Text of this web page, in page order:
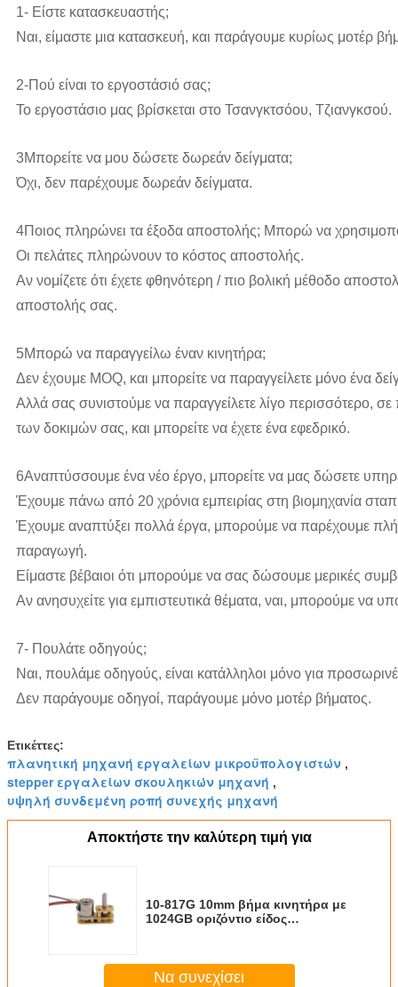
1- Είστε κατασκευαστής;
Ναι, είμαστε μια κατασκευή, και παράγουμε κυρίως μοτέρ
2-Πού είναι το εργοστάσιό σας;
Το εργοστάσιο μας βρίσκεται στο Τσανγκτσόου, Τζιανγκσού.
3Μπορείτε να μου δώσετε δωρεάν δείγματα;
Όχι, δεν παρέχουμε δωρεάν δείγματα.
4Ποιος πληρώνει τα έξοδα αποστολής; Μπορώ να
Οι πελάτες πληρώνουν το κόστος αποστολής.
Αν νομίζετε ότι έχετε φθηνότερη / πιο βολική μέθοδο
αποστολής σας.
5Μπορώ να παραγγείλω έναν κινητήρα;
Δεν έχουμε MOQ, και μπορείτε να παραγγείλετε μόνο ένα
Αλλά σας συνιστούμε να παραγγείλετε λίγο περισσότερο,
των δοκιμών σας, και μπορείτε να έχετε ένα εφεδρικό.
6Αναπτύσσουμε ένα νέο έργο, μπορείτε να μας δώσετε
Έχουμε πάνω από 20 χρόνια εμπειρίας στη βιομηχανία
Έχουμε αναπτύξει πολλά έργα, μπορούμε να παρέχουμε
παραγωγή.
Είμαστε βέβαιοι ότι μπορούμε να σας δώσουμε μερικές
Αν ανησυχείτε για εμπιστευτικά θέματα, ναι, μπορούμε να
7- Πουλάτε οδηγούς;
Ναι, πουλάμε οδηγούς, είναι κατάλληλοι μόνο για
Δεν παράγουμε οδηγοί, παράγουμε μόνο μοτέρ βήματος.
Ετικέττες:
πλανητική μηχανή εργαλείων μικροϋπολογιστών ,
stepper εργαλείων σκουληκιών μηχανή ,
υψηλή συνδεμένη ροπή συνεχής μηχανή
Αποκτήστε την καλύτερη τιμή για
10-817G 10mm βήμα κινητήρα με
1024GB οριζόντιο είδος
Να συνεχίσει